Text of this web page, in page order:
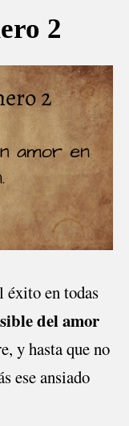
2
éxito en todas
del amor
y hasta que no
ese ansiado